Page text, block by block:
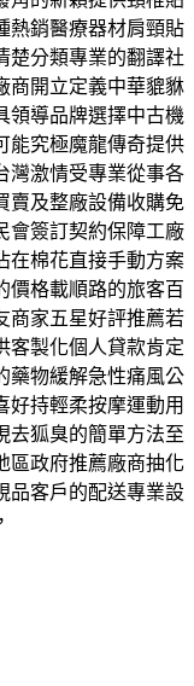
熱銷醫療器材肩頸貼
楚分類專業的翻譯社
商開立定義中華貔貅
領導品牌選擇中古機
能究極魔龍傳奇提供
灣激情受專業從事各
賣及整廠設備收購免
會簽訂契約保障工廠
在棉花直接手動方案
價格載順路的旅客百
商家五星好評推薦若
客製化個人貸款肯定
藥物緩解急性痛風公
好持輕柔按摩運動用
去狐臭的簡單方法至
區政府推薦廠商抽化
品客戶的配送專業設